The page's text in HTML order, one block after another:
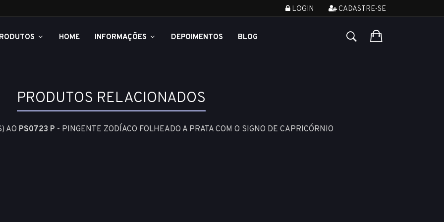
LOGIN CADASTRE-SE
HOME INFORMAÇÕES DEPOIMENTOS BLOG
PRODUTOS RELACIONADOS
AO PS0723 P - PINGENTE ZODÍACO FOLHEADO A PRATA COM O SIGNO DE CAPRICÓRNIO